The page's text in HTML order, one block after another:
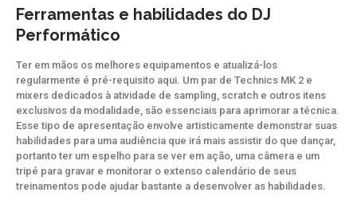
Ferramentas e habilidades do DJ
Performático
Ter em mãos os melhores equipamentos e atualizá-los
regularmente é pré-requisito aqui. Um par de Technics MK 2 e
mixers dedicados à atividade de sampling, scratch e outros itens
exclusivos da modalidade, são essenciais para aprimorar a técnica.
Esse tipo de apresentação envolve artisticamente demonstrar suas
habilidades para uma audiência que irá mais assistir do que dançar,
portanto ter um espelho para se ver em ação, uma câmera e um
tripé para gravar e monitorar o extenso calendário de seus
treinamentos pode ajudar bastante a desenvolver as habilidades.